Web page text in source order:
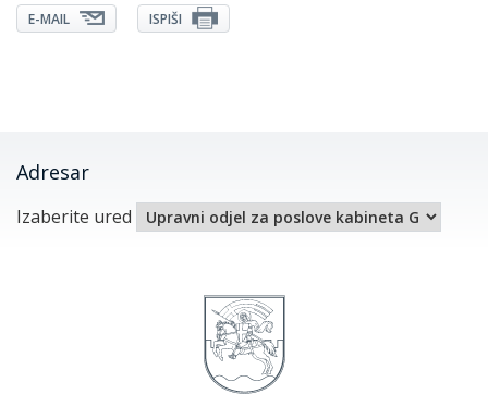
E-MAIL ISPIŠI
Adresar
Izaberite ured